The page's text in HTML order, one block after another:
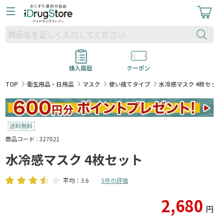
購入履歴
クーポン
TOP
衛生用品・日用品 マスク 使い捨てタイプ 水冷感マスク 4枚セッ
商品コード : 327021
水冷感マスク 4枚セット
平均：3.6 5件の評価
2,680 円